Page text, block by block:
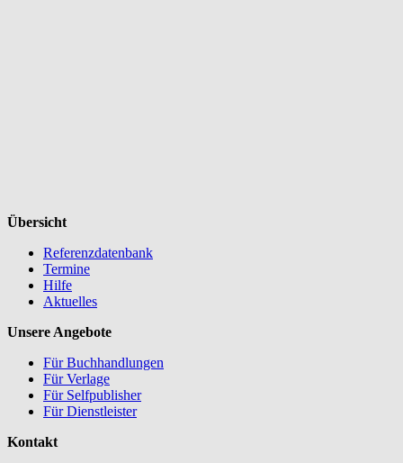
Übersicht
Referenzdatenbank
Termine
Hilfe
Aktuelles
Unsere Angebote
Für Buchhandlungen
Für Verlage
Für Selfpublisher
Für Dienstleister
Kontakt